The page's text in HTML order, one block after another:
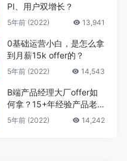
PI、用户双增长？
5年前 (2022) 13,941
0基础运营小白，是怎么拿
到月薪15k offer的？
5年前 (2022) 14,543
B端产品经理大厂offer如
何拿？15+年经验产品老
司机告诉你答案
5年前 (2022) 14,242